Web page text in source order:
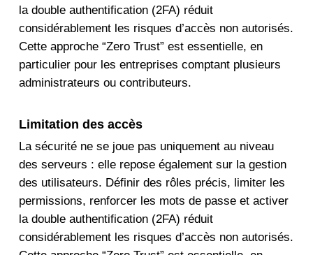
la double authentification (2FA) réduit
considérablement les risques d’accès non autorisés.
Cette approche “Zero Trust” est essentielle, en
particulier pour les entreprises comptant plusieurs
administrateurs ou contributeurs.
Limitation des accès
La sécurité ne se joue pas uniquement au niveau
des serveurs : elle repose également sur la gestion
des utilisateurs. Définir des rôles précis, limiter les
permissions, renforcer les mots de passe et activer
la double authentification (2FA) réduit
considérablement les risques d’accès non autorisés.